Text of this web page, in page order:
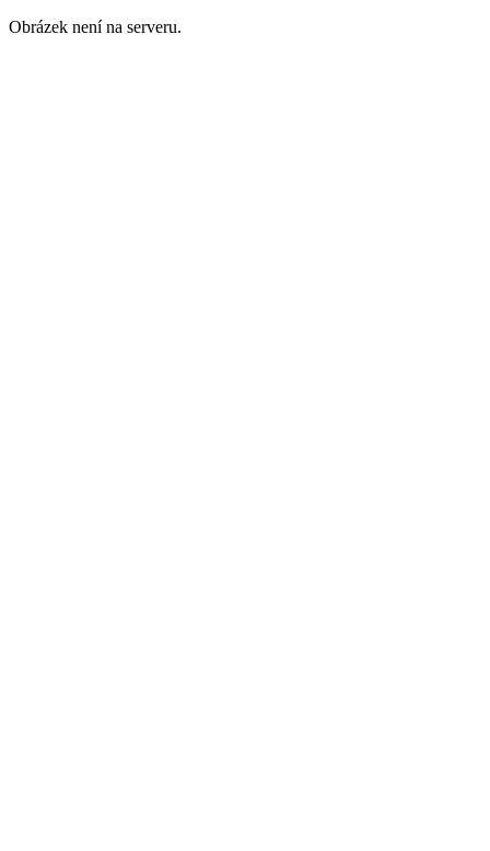
Obrázek není na serveru.